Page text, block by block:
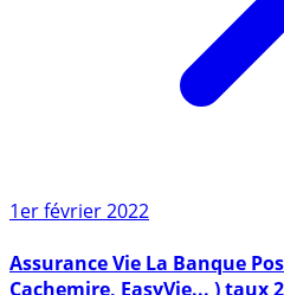
1er février 2022